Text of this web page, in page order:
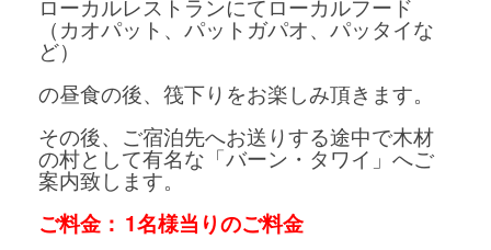
ローカルレストランにてローカルフード
（カオパット、パットガパオ、パッタイな
ど）
の昼食の後、筏下りをお楽しみ頂きます。
その後、ご宿泊先へお送りする途中で木材
の村として有名な「バーン・タワイ」へご
案内致します。
ご料金： 1名様当りのご料金